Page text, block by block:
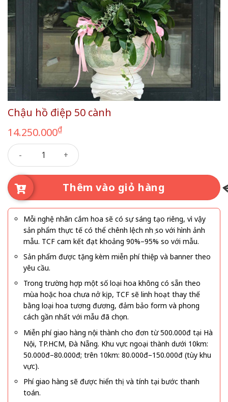
Chậu hồ điệp 50 cành
14.250.000₫
Chậu hồ điệp 50 cành số lượng
Thêm vào giỏ hàng
Mỗi nghệ nhân cắm hoa sẽ có sự sáng tạo riêng, vì vậy
sản phẩm thực tế có thể chênh lệch nhẹ so với hình ảnh
mẫu. TCF cam kết đạt khoảng 90%–95% so với mẫu.
Sản phẩm được tặng kèm miễn phí thiệp và banner theo
yêu cầu.
Trong trường hợp một số loại hoa không có sẵn theo
mùa hoặc hoa chưa nở kịp, TCF sẽ linh hoạt thay thế
bằng loại hoa tương đương, đảm bảo form và phong
cách gần nhất với mẫu đã chọn.
Miễn phí giao hàng nội thành cho đơn từ 500.000đ tại Hà
Nội, TP.HCM, Đà Nẵng. Khu vực ngoại thành dưới 10km:
50.000đ–80.000đ; trên 10km: 80.000đ–150.000đ (tùy khu
vực).
Phí giao hàng sẽ được hiển thị và tính tại bước thanh
toán.